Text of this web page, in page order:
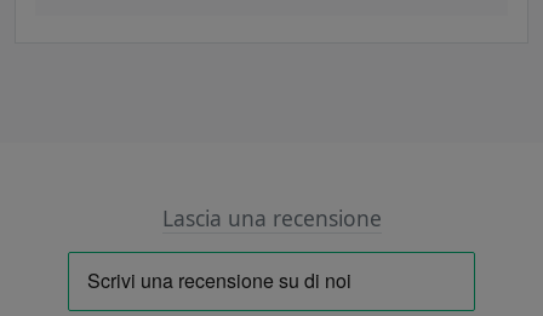
Lascia una recensione